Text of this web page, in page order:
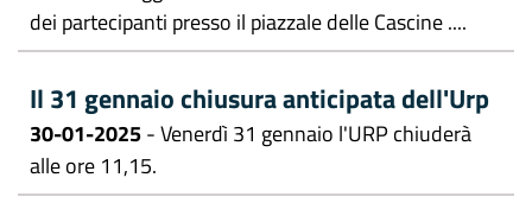
dei partecipanti presso il piazzale delle Cascine ....
Il 31 gennaio chiusura anticipata dell'Urp
30-01-2025- Venerdì 31 gennaio l'URP chiuderà
alle ore 11,15.